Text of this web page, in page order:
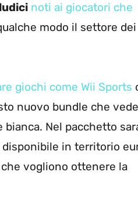
noti ai giocatori che
modo il settore dei
giochi come Wii Sports
nuovo bundle che
Nel pacchetto
disponibile in territorio
vogliono ottenere la